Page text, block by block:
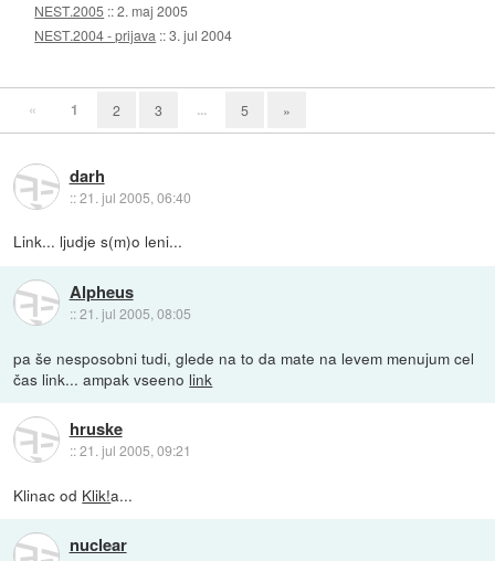
NEST.2005 ::2. maj 2005
NEST.2004 - prijava ::3. jul 2004
« 1 2 3 ... 5 »
darh
::21. jul 2005, 06:40
Link... ljudje s(m)o leni...
Alpheus
::21. jul 2005, 08:05
pa še nesposobni tudi, glede na to da mate na levem menujum cel
čas link... ampak vseeno link
hruske
::21. jul 2005, 09:21
Klinac od Klik!a...
nuclear